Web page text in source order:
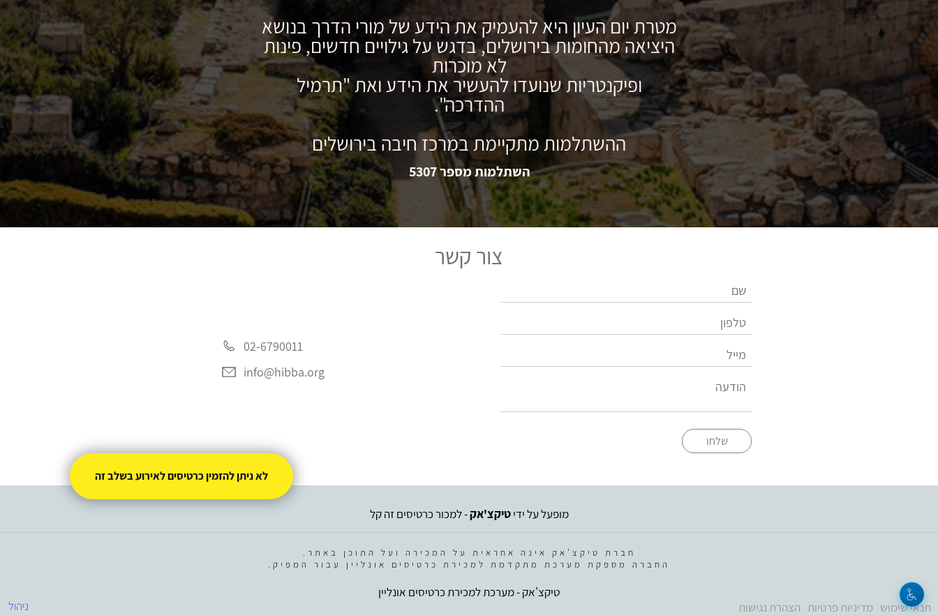
מטרת יום העיון היא להעמיק את הידע של מורי הדרך בנושא
היציאה מהחומות בירושלים, בדגש על גילויים חדשים, פינות
לא מוכרות
ופיקנטריות שנועדו להעשיר את הידע ואת "תרמיל
ההדרכה".
ההשתלמות מתקיימת במרכז חיבה בירושלים
השתלמות מספר 5307
צור קשר
שלחו
02-6790011
info@hibba.org
מופעל על ידיטיקצ'אק- למכור כרטיסים זה קל
חברת טיקצ'אק אינה אחראית על המכירה ועל התוכן באתר.
החברה מספקת מערכת מתקדמת למכירת כרטיסים אונליין עבור המפיק.
ניהול
טיקצ'אק - מערכת למכירת כרטיסים אונליין
תנאי שימוש מדיניות פרטיות הצהרת נגישות
לא ניתן להזמין כרטיסים לאירוע בשלב זה